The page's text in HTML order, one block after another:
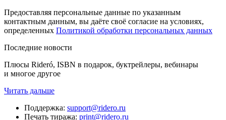
Предоставляя персональные данные по указанным
контактным данным, вы даёте своё согласие на условиях,
определенных Политикой обработки персональных данных
Последние новости
Плюсы Rideró, ISBN в подарок, буктрейлеры, вебинары
и многое другое
Читать дальше
Поддержка: support@ridero.ru
Печать тиража: print@ridero.ru